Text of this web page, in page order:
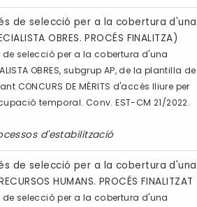
de selecció per a la cobertura d'una
OBRES. PROCÉS FINALITZA)
selecció per a la cobertura d'una
OBRES, subgrup AP, de la plantilla de
CONCURS DE MÈRITS d'accés lliure per
temporal. Conv. EST-CM 21/2022.
d'estabilització
de selecció per a la cobertura d'una
HUMANS. PROCÉS FINALITZAT
selecció per a la cobertura d'una